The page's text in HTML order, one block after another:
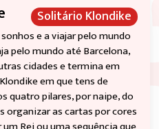
Solitário Klondike
e a viajar pelo mundo
pelo mundo até Barcelona,
cidades e termina em
em que tens de
quatro pilares, por naipe, do
organizar as cartas por cores